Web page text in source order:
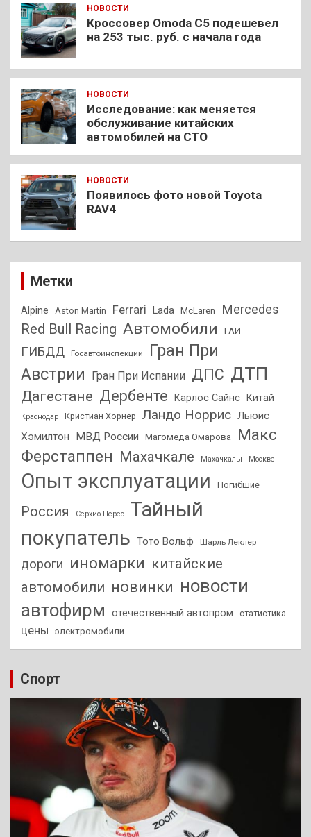
НОВОСТИ
Кроссовер Omoda C5 подешевел
на 253 тыс. руб. с начала года
НОВОСТИ
Исследование: как меняется
обслуживание китайских
автомобилей на СТО
НОВОСТИ
Появилось фото новой Toyota
RAV4
Метки
Alpine Aston Martin Ferrari Lada McLaren Mercedes
Red Bull Racing Автомобили ГАИ
ГИБДД Госавтоинспекции
Гран При
Австрии
Гран При Испании ДПС ДТП
Дагестане Дербенте Карлос Сайнс Китай
Краснодар Кристиан Хорнер Ландо Норрис Льюис
Хэмилтон
МВД России Магомеда Омарова
Макс
Ферстаппен Махачкале Махачкалы Москве
Опыт эксплуатации Погибшие
Россия Серхио Перес
Тайный
покупатель Тото Вольф Шарль Леклер
дороги иномарки китайские
автомобили новинки новости
автофирм
отечественный автопром статистика
цены электромобили
Спорт